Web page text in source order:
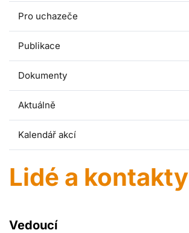
Pro uchazeče
Publikace
Dokumenty
Aktuálně
Kalendář akcí
Lidé a kontakty
Vedoucí